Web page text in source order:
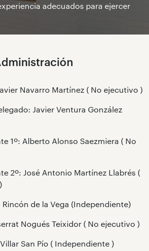
adecuados para ejercer
Navarro Martínez ( No ejecutivo )
Javier Ventura González
1º: Alberto Alonso Saezmiera ( No
2º: José Antonio Martínez Llabrés (
Rincón de la Vega (Independiente)
Nogués Teixidor ( No ejecutivo )
San Pío ( Independiente )